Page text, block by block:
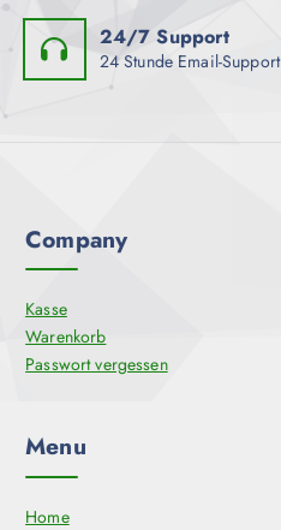
24/7 Support
24 Stunde Email-Support
Company
Kasse
Warenkorb
Passwort vergessen
Menu
Home